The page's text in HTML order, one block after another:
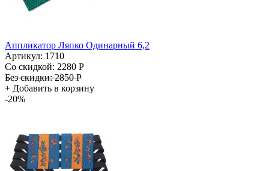
Аппликатор Ляпко Одинарный 6,2
Артикул: 1710
Со скидкой: 2280 Р
Без скидки:2850 Р
+ Добавить в корзину
-20%